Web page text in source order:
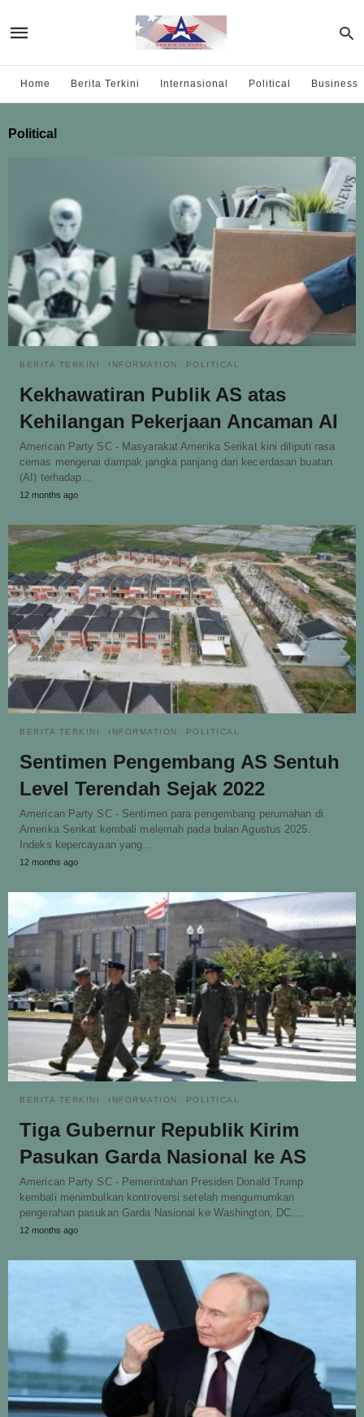
Home Berita Terkini Internasional Political Business
Political
BERITA TERKINI INFORMATION POLITICAL
Kekhawatiran Publik AS atas
Kehilangan Pekerjaan Ancaman AI
American Party SC - Masyarakat Amerika Serikat kini diliputi rasa
cemas mengenai dampak jangka panjang dari kecerdasan buatan
(AI) terhadap…
12 months ago
BERITA TERKINI INFORMATION POLITICAL
Sentimen Pengembang AS Sentuh
Level Terendah Sejak 2022
American Party SC - Sentimen para pengembang perumahan di
Amerika Serikat kembali melemah pada bulan Agustus 2025.
Indeks kepercayaan yang…
12 months ago
BERITA TERKINI INFORMATION POLITICAL
Tiga Gubernur Republik Kirim
Pasukan Garda Nasional ke AS
American Party SC - Pemerintahan Presiden Donald Trump
kembali menimbulkan kontroversi setelah mengumumkan
pengerahan pasukan Garda Nasional ke Washington, DC.…
12 months ago